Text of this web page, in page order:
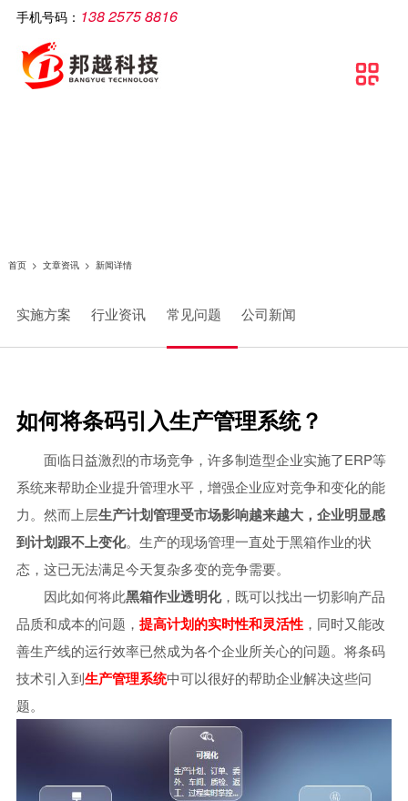
手机号码： 138 2575 8816
公司简介
关于邦越
智慧工厂
智慧工厂理论介绍
解决方案
制造执行系统解决方案
软件产品
移动生产报工系统
中小型企业MES系统
智能制造mes执行系统
车间生产管理MES系统
相关产品
智能打印机
服务支持
服务支持
文章资讯
实施方案
联系我们
联系方式

首页 > 文章资讯 > 新闻详情
实施方案 行业资讯 常见问题 公司新闻
如何将条码引入生产管理系统？
面临日益激烈的市场竞争，许多制造型企业实施了ERP等
系统来帮助企业提升管理水平，增强企业应对竞争和变化的能
力。然而上层生产计划管理受市场影响越来越大，企业明显感
到计划跟不上变化。生产的现场管理一直处于黑箱作业的状
态，这已无法满足今天复杂多变的竞争需要。
因此如何将此黑箱作业透明化，既可以找出一切影响产品
品质和成本的问题， 提高计划的实时性和灵活性，同时又能改
善生产线的运行效率已然成为各个企业所关心的问题。将条码
技术引入到生产管理系统中可以很好的帮助企业解决这些问
题。